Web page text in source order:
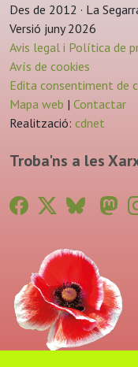
Des de 2012 · La
Versió juny 2026
Avis legal i Política de
Avís de cookies
Edita consentiment de
Mapa web | Contactar
Realització: cdnet
Troba'ns a les